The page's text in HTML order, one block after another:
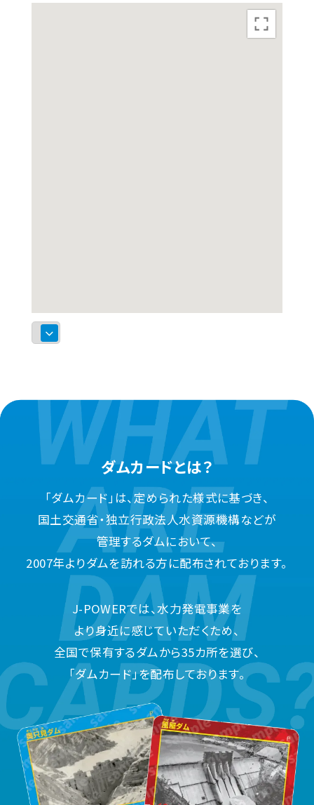
ダムカードとは？
「ダムカード」は、定められた様式に基づき、
国土交通省・独立行政法人水資源機構などが
管理するダムにおいて、
2007年よりダムを訪れる方に配布されております。
J-POWERでは、水力発電事業を
より身近に感じていただくため、
全国で保有するダムから35カ所を選び、
「ダムカード」を配布しております。